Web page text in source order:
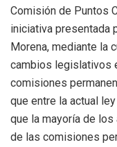
Comisión de Puntos
iniciativa presentada
Morena, mediante la
cambios legislativos
comisiones
que entre la actual
que la mayoría de
de las comisiones